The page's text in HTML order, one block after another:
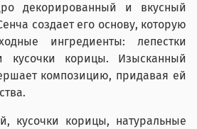
декорированный и вкусный
создает его основу, которую
ингредиенты: лепестки
кусочки корицы. Изысканный
композицию, придавая ей
кусочки корицы, натуральные